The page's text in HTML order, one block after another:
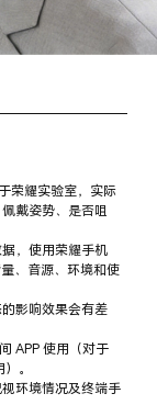
荣耀实验室，实际
戴姿势、是否咀
，使用荣耀手机
、音源、环境和使
影响效果会有差
APP 使用（对于
。
环境情况及终端手